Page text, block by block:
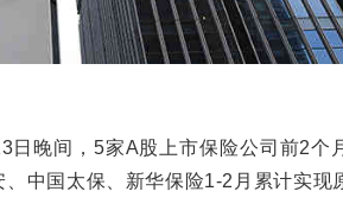
晚间，5家A股上市保险公司前2个
中国太保、新华保险1-2月累计实现